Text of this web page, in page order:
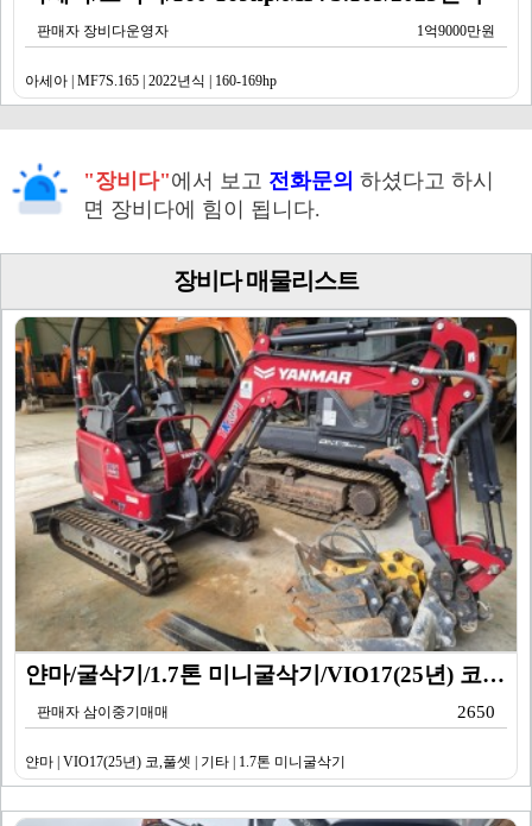
판매자 장비다운영자 1억9000만원
아세아 | MF7S.165 | 2022년식 | 160-169hp
"장비다"에서 보고 전화문의 하셨다고 하시
면 장비다에 힘이 됩니다.
장비다 매물리스트
얀마/굴삭기/1.7톤 미니굴삭기/VIO17(25년) 코…
판매자 삼이중기매매 2650
얀마 | VIO17(25년) 코,풀셋 | 기타 | 1.7톤 미니굴삭기